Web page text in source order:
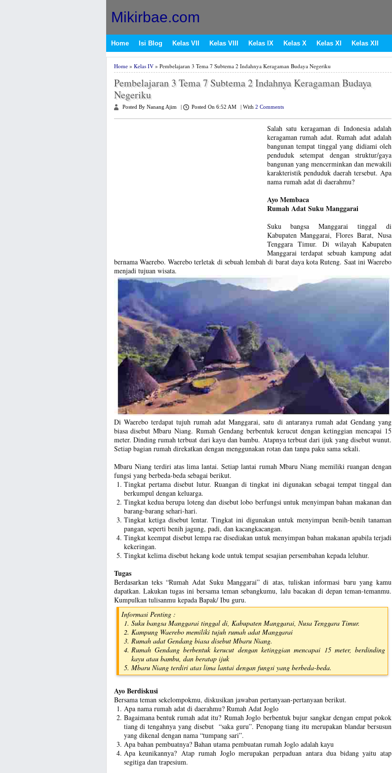
Mikirbae.com
Home Isi Blog Kelas VII Kelas VIII Kelas IX Kelas X Kelas XI Kelas XII
Home» Kelas IV» Pembelajaran 3 Tema 7 Subtema 2 Indahnya Keragaman Budaya Negeriku
Pembelajaran 3 Tema 7 Subtema 2 Indahnya Keragaman Budaya
Negeriku
Posted By Nanang Ajim Posted On 6:52 AM With 2 Comments
Salah satu keragaman di Indonesia adalah
keragaman rumah adat. Rumah adat adalah
bangunan tempat tinggal yang didiami oleh
penduduk setempat dengan struktur/gaya
bangunan yang mencerminkan dan mewakili
karakteristik penduduk daerah tersebut. Apa
nama rumah adat di daerahmu?
Ayo Membaca
Rumah Adat Suku Manggarai
Suku bangsa Manggarai tinggal di
Kabupaten Manggarai, Flores Barat, Nusa
Tenggara Timur. Di wilayah Kabupaten
Manggarai terdapat sebuah kampung adat
bernama Waerebo. Waerebo terletak di sebuah lembah di barat daya kota Ruteng. Saat ini Waerebo
menjadi tujuan wisata.
Di Waerebo terdapat tujuh rumah adat Manggarai, satu di antaranya rumah adat Gendang yang
biasa disebut Mbaru Niang. Rumah Gendang berbentuk kerucut dengan ketinggian mencapai 15
meter. Dinding rumah terbuat dari kayu dan bambu. Atapnya terbuat dari ijuk yang disebut wunut.
Setiap bagian rumah direkatkan dengan menggunakan rotan dan tanpa paku sama sekali.
Mbaru Niang terdiri atas lima lantai. Setiap lantai rumah Mbaru Niang memiliki ruangan dengan
fungsi yang berbeda-beda sebagai berikut.
Tingkat pertama disebut lutur. Ruangan di tingkat ini digunakan sebagai tempat tinggal dan
berkumpul dengan keluarga.
Tingkat kedua berupa loteng dan disebut lobo berfungsi untuk menyimpan bahan makanan dan
barang-barang sehari-hari.
Tingkat ketiga disebut lentar. Tingkat ini digunakan untuk menyimpan benih-benih tanaman
pangan, seperti benih jagung, padi, dan kacangkacangan.
Tingkat keempat disebut lempa rae disediakan untuk menyimpan bahan makanan apabila terjadi
kekeringan.
Tingkat kelima disebut hekang kode untuk tempat sesajian persembahan kepada leluhur.
Tugas
Berdasarkan teks “Rumah Adat Suku Manggarai” di atas, tuliskan informasi baru yang kamu
dapatkan. Lakukan tugas ini bersama teman sebangkumu, lalu bacakan di depan teman-temanmu.
Kumpulkan tulisanmu kepada Bapak/ Ibu guru.
Informasi Penting :
Suku bangsa Manggarai tinggal di, Kabupaten Manggarai, Nusa Tenggara Timur.
Kampung Waerebo memiliki tujuh rumah adat Manggarai
Rumah adat Gendang biasa disebut Mbaru Niang.
Rumah Gendang berbentuk kerucut dengan ketinggian mencapai 15 meter, berdinding
kayu atau bambu, dan beratap ijuk
Mbaru Niang terdiri atas lima lantai dengan fungsi yang berbeda-beda.
Ayo Berdiskusi
Bersama teman sekelompokmu, diskusikan jawaban pertanyaan-pertanyaan berikut.
Apa nama rumah adat di daerahmu? Rumah Adat Joglo
Bagaimana bentuk rumah adat itu? Rumah Joglo berbentuk bujur sangkar dengan empat pokok
tiang di tengahnya yang disebut “saka guru”. Penopang tiang itu merupakan blandar bersusun
yang dikenal dengan nama “tumpang sari”.
Apa bahan pembuatnya? Bahan utama pembuatan rumah Joglo adalah kayu
Apa keunikannya? Atap rumah Joglo merupakan perpaduan antara dua bidang yaitu atap
segitiga dan trapesium.